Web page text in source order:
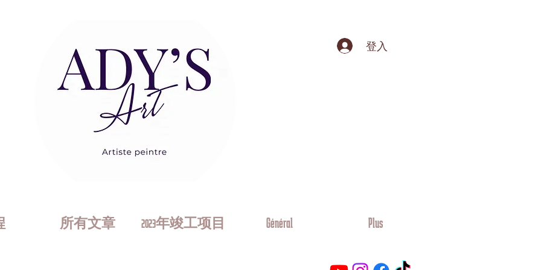
登入
所有文章 2023年竣工项目 Général Plus